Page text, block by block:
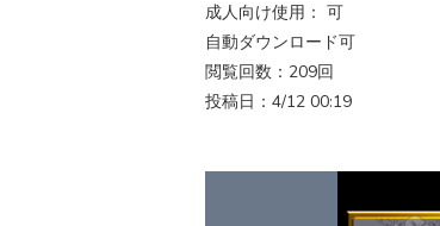
成人向け使用： 可
自動ダウンロード可
閲覧回数：209回
投稿日：4/12 00:19